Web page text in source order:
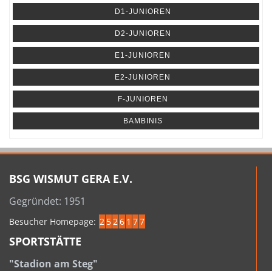
D1-JUNIOREN
D2-JUNIOREN
E1-JUNIOREN
E2-JUNIOREN
F-JUNIOREN
BAMBINIS
BSG WISMUT GERA E.V.
Gegründet: 1951
Besucher Homepage: 2 5 2 6 1 77
SPORTSTÄTTE
"Stadion am Steg"